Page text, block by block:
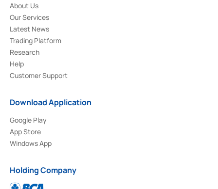
About Us
Our Services
Latest News
Trading Platform
Research
Help
Customer Support
Download Application
Google Play
App Store
Windows App
Holding Company